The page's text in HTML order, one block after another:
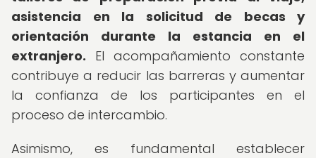
asistencia en la solicitud de becas y
orientación durante la estancia en el
extranjero. El acompañamiento constante
contribuye a reducir las barreras y aumentar
la confianza de los participantes en el
proceso de intercambio.
Asimismo, es fundamental establecer